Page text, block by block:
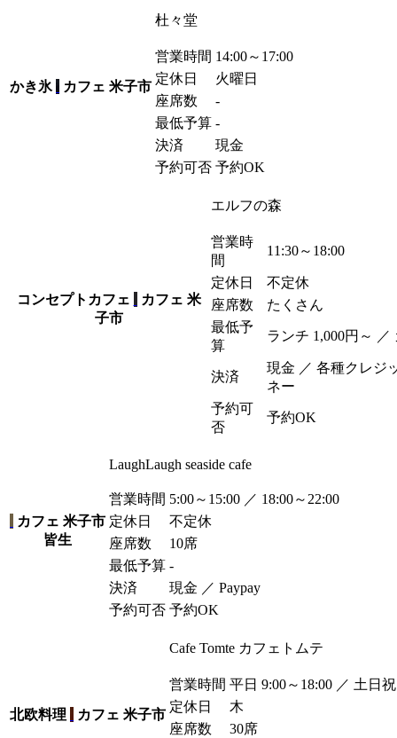
かき氷 カフェ 米子市
杜々堂
営業時間 14:00～17:00
定休日
火曜日
座席数
-
最低予算 -
決済
現金
予約可否 予約OK
コンセプトカフェ カフェ 米
子市
エルフの森
営業時
間
11:30～18:00
定休日
不定休
座席数
たくさん
最低予
算
ランチ 1,000円 ～ ／
決済
現金 ／ 各種クレジ
ネー
予約可
否
予約OK
カフェ 米子市
皆生
LaughLaugh seaside cafe
営業時間 5:00～15:00 ／ 18:00～22:00
定休日
不定休
座席数
10席
最低予算 -
決済
現金 ／ Paypay
予約可否 予約OK
北欧料理 カフェ 米子市
Cafe Tomte カフェトムテ
営業時間 平日 9:00～18:00 ／ 土日
定休日
木
座席数
30席